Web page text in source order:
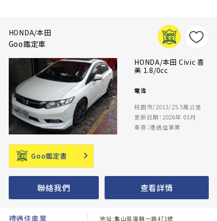
HONDA/本田
Goo鑑定車
HONDA/本田 Civic 喜
美 1.8/0cc
電洽
桃園市/2013/25.5萬公里
更新日期：2026年 05月
車商：禮遇佳車業
Goo鑑定書
聯絡我們 查看詳情
禮遇佳車業
地址:龜山區復興一路471號